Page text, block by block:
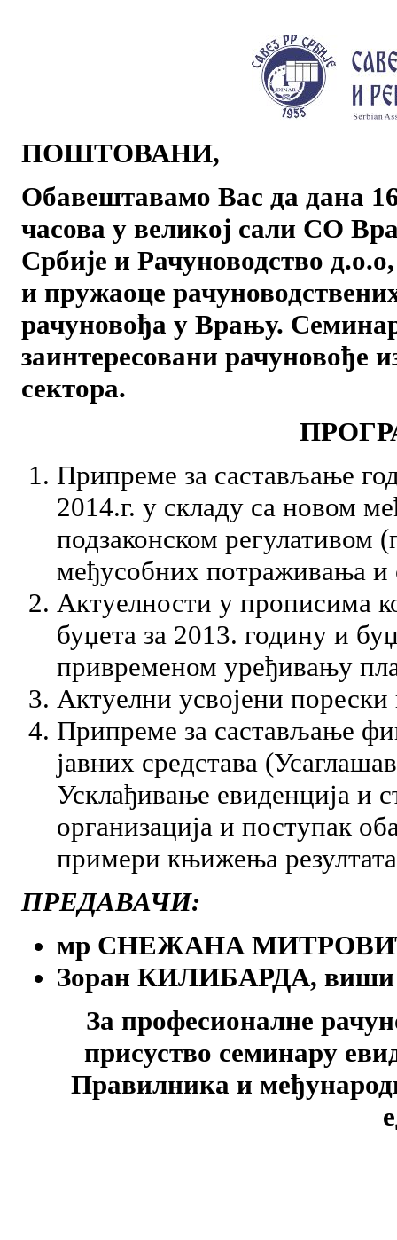
ПОШТОВАНИ,
Обавештавамо Вас да дана
часова у великој сали СО
Србије и Рачуноводство д.о.
и пружаоце
рачуновођа у Врању.
заинтересовани рачуновође
сектора.
Припреме за састављање
2014.г. у складу са новом
подзаконском регулативом
међусобних потраживања и
Актуелности у прописима
буџета за 2013. годину и
привременом уређивању
Актуелни усвојени
Припреме за састављање
јавних средстава
Усклађивање евиденција и
организација и поступак
примери књижења
ПРЕДАВАЧИ:
мр СНЕЖАНА
Зоран КИЛИБАРДА, виши
За професионалне
присуство семинару
Правилника и